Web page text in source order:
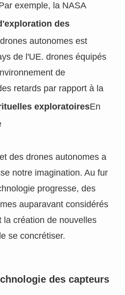
exemple, la NASA
des
autonomes est
de l'UE. drones équipés
de
retards par rapport à la
exploratoiresEn
des drones autonomes a
notre imagination. Au fur
progresse, des
auparavant considérés
la création de nouvelles
se concrétiser.
des capteurs